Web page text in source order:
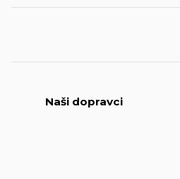
Naši dopravci